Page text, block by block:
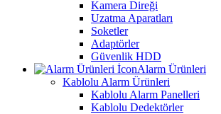
Kamera Direği
Uzatma Aparatları
Soketler
Adaptörler
Güvenlik HDD
Alarm Ürünleri
Kablolu Alarm Ürünleri
Kablolu Alarm Panelleri
Kablolu Dedektörler